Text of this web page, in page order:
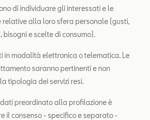
di individuare gli interessati e le
relative alla loro sfera personale (gusti,
bisogni e scelte di consumo).
in modalità elettronica o telematica. Le
saranno pertinenti e non
tipologia dei servizi resi.
preordinato alla profilazione è
il consenso - specifico e separato -